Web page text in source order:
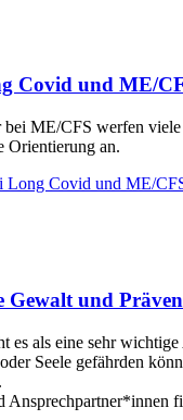
Covid und ME/
ME/CFS werfen
Orientierung an.
Long Covid und ME/
Gewalt und
es als eine sehr
Seele gefährden